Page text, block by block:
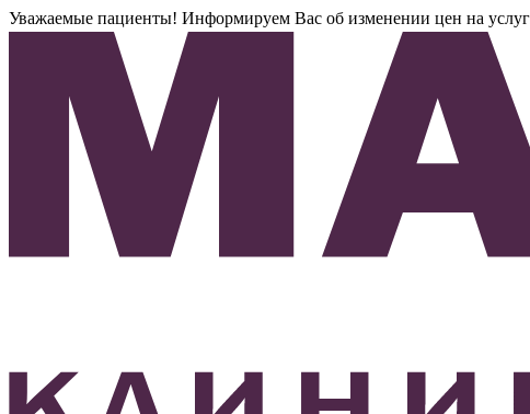
Уважаемые пациенты! Информируем Вас об изменении цен на